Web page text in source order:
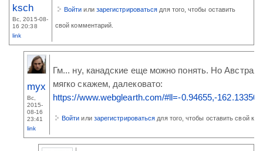
ksch
Вс, 2015-08-
16 20:38
link
Войти или зарегистрироваться для того, чтобы оставить
свой комментарий.
myx
Вс,
2015-
08-16
23:41
link
Гм... ну, канадские еще можно понять. Но
мягко скажем, далековато:
https://www.webglearth.com/#ll=-0.94655,-
Войти или зарегистрироваться для того, чтобы оставить свой